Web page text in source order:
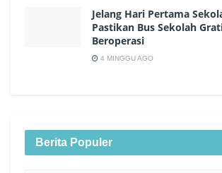
Jelang Hari Pertama
Pastikan Bus Sekolah
Beroperasi
4 MINGGU AGO
Berita Populer